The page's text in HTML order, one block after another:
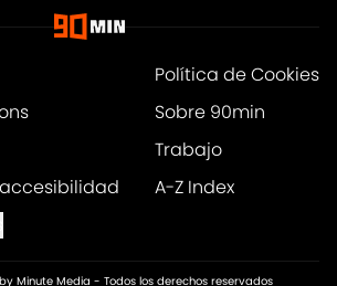
Política de Cookies
Sobre 90min
Trabajo
A-Z Index
Minute Media - Todos los derechos reservados